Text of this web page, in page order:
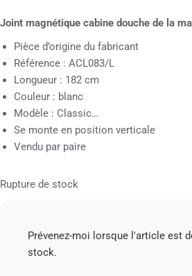
Joint magnétique cabine douche de la
Pièce d’origine du fabricant
Référence : ACL083/L
Longueur : 182 cm
Couleur : blanc
Modèle : Classic…
Se monte en position verticale
Vendu par paire
Rupture de stock
Prévenez-moi lorsque l'article est
stock.